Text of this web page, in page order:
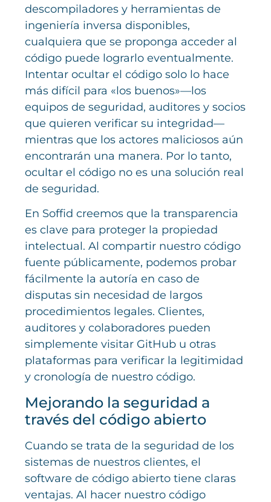
descompiladores y herramientas de
ingeniería inversa disponibles,
cualquiera que se proponga acceder al
código puede lograrlo eventualmente.
Intentar ocultar el código solo lo hace
más difícil para «los buenos»—los
equipos de seguridad, auditores y socios
que quieren verificar su integridad—
mientras que los actores maliciosos aún
encontrarán una manera. Por lo tanto,
ocultar el código no es una solución real
de seguridad.
En Soffid creemos que la transparencia
es clave para proteger la propiedad
intelectual. Al compartir nuestro código
fuente públicamente, podemos probar
fácilmente la autoría en caso de
disputas sin necesidad de largos
procedimientos legales. Clientes,
auditores y colaboradores pueden
simplemente visitar GitHub u otras
plataformas para verificar la legitimidad
y cronología de nuestro código.
Mejorando la seguridad a
través del código abierto
Cuando se trata de la seguridad de los
sistemas de nuestros clientes, el
software de código abierto tiene claras
ventajas. Al hacer nuestro código